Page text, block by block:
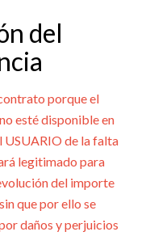
del
porque el
esté disponible en
USUARIO de la falta
legitimado para
del importe
que por ello se
daños y perjuicios